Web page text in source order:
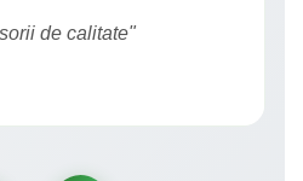
de calitate"